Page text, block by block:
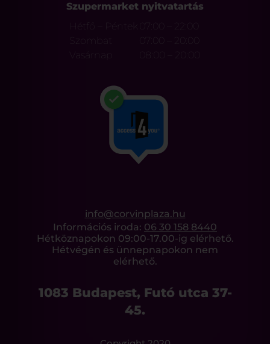
Szupermarket nyitvatartás
Hétfő – Péntek
07:00 – 22:00
Szombat
07:00 – 20:00
Vasárnap
08:00 – 20:00
info@corvinplaza.hu
Információs iroda: 06 30 158 8440
Hétköznapokon 09:00-17.00-ig elérhető.
Hétvégén és ünnepnapokon nem
elérhető.
1083 Budapest, Futó utca 37-
45.